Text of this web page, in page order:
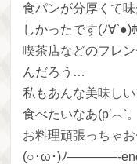
食パンが分厚くて
しかったです(ﾉ∀`●)
喫茶店などのフレ
んだろう…
私もあんな美味し
食べたいなあ(p′︵‵
お料理頑張っちゃお
(○･ω･)ﾉ————-